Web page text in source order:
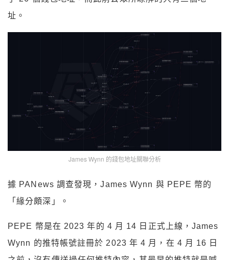
址。
James Wynn 的錢包地址關聯分析
據 PANews 調查發現，James Wynn 與 PEPE 幣的
「緣分頗深」。
PEPE 幣是在 2023 年的 4 月 14 日正式上線，James
Wynn 的推特帳號註冊於 2023 年 4 月，在 4 月 16 日